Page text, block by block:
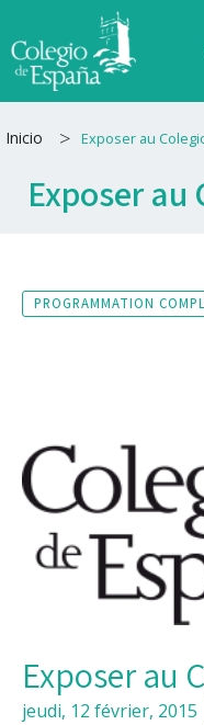
au
contenu
Inicio > Exposer au
Exposer au
PROGRAMMATION
Exposer au
jeudi, 12 février, 2015